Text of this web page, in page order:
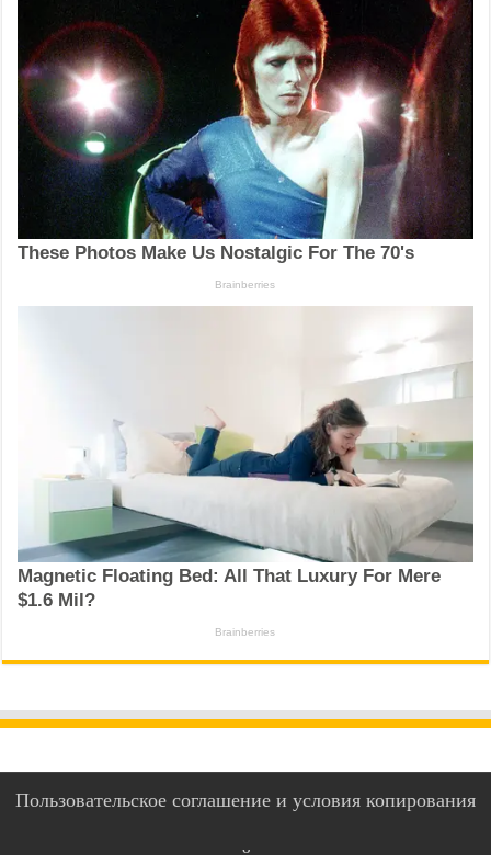
Пользовательское соглашение и условия копирования